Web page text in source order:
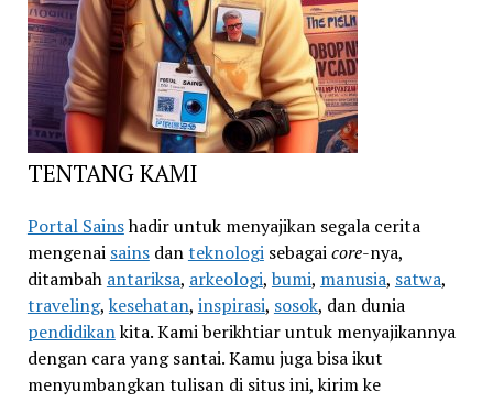
TENTANG KAMI
Portal Sainshadir untuk menyajikan segala cerita
mengenai sainsdanteknologisebagaicore-nya,
ditambah antariksa, arkeologi, bumi, manusia, satwa,
traveling, kesehatan, inspirasi, sosok, dan dunia
pendidikankita. Kami berikhtiar untuk menyajikannya
dengan cara yang santai. Kamu juga bisa ikut
menyumbangkan tulisan di situs ini, kirim ke